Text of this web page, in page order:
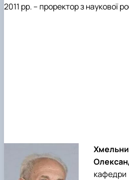
2011 рр. – проректор з наукової